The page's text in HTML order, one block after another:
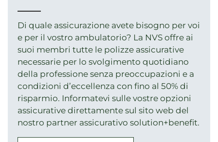
Di quale assicurazione avete bisogno per voi
e per il vostro ambulatorio? La NVS offre ai
suoi membri tutte le polizze assicurative
necessarie per lo svolgimento quotidiano
della professione senza preoccupazioni e a
condizioni d’eccellenza con fino al 50% di
risparmio. Informatevi sulle vostre opzioni
assicurative direttamente sul sito web del
nostro partner assicurativo solution+benefit.